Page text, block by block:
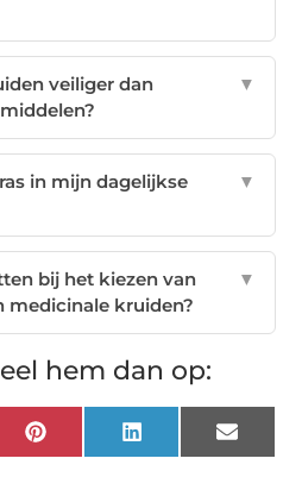
veiliger dan
▼
in mijn dagelijkse
▼
bij het kiezen van
medicinale kruiden?
▼
hem dan op:
Pinterest LinkedIn Email